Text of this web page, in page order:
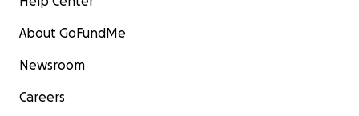
About GoFundMe
Newsroom
Careers